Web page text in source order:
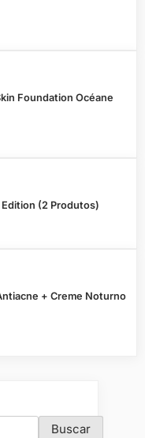
Foundation Océane
Edition (2 Produtos)
+ Creme Noturno
Buscar